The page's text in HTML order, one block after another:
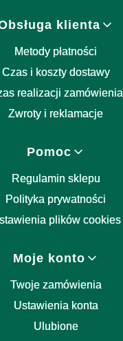
klienta
Metody płatności
Czas i koszty dostawy
realizacji zamówienia
Zwroty i reklamacje
Pomoc
Regulamin sklepu
Polityka prywatności
plików cookies
Moje konto
Twoje zamówienia
Ustawienia konta
Ulubione